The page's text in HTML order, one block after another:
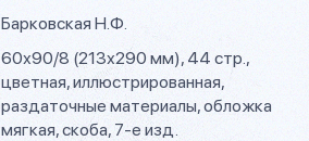
Барковская Н.Ф.
60х90/8 (213х290 мм), 44 стр.,
цветная, иллюстрированная,
раздаточные материалы, обложка
мягкая, скоба, 7-е изд.